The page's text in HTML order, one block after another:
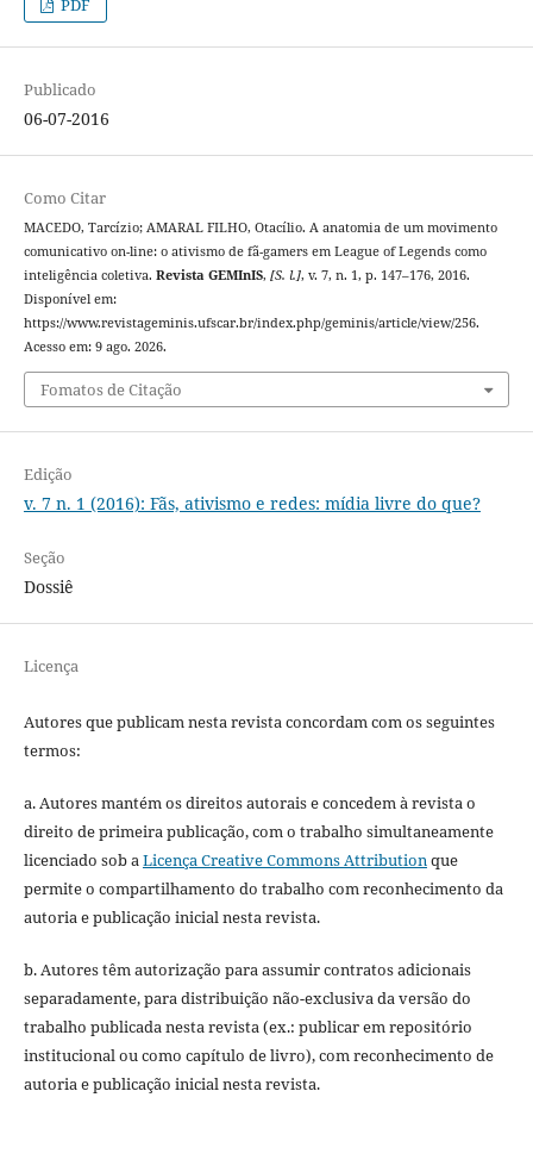
PDF
Publicado
06-07-2016
Como Citar
MACEDO, Tarcízio; AMARAL FILHO, Otacílio. A anatomia de um movimento
comunicativo on-line: o ativismo de fã-gamers em League of Legends como
inteligência coletiva. Revista GEMInIS, [S. l.], v. 7, n. 1, p. 147–176, 2016.
Disponível em:
https://www.revistageminis.ufscar.br/index.php/geminis/article/view/256.
Acesso em: 9 ago. 2026.
Fomatos de Citação
Edição
v. 7 n. 1 (2016): Fãs, ativismo e redes: mídia livre do que?
Seção
Dossiê
Licença
Autores que publicam nesta revista concordam com os seguintes
termos:
a. Autores mantém os direitos autorais e concedem à revista o
direito de primeira publicação, com o trabalho simultaneamente
licenciado sob aLicença Creative Commons Attributionque
permite o compartilhamento do trabalho com reconhecimento da
autoria e publicação inicial nesta revista.
b. Autores têm autorização para assumir contratos adicionais
separadamente, para distribuição não-exclusiva da versão do
trabalho publicada nesta revista (ex.: publicar em repositório
institucional ou como capítulo de livro), com reconhecimento de
autoria e publicação inicial nesta revista.